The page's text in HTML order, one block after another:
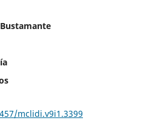
mclidi.v9i1.3399